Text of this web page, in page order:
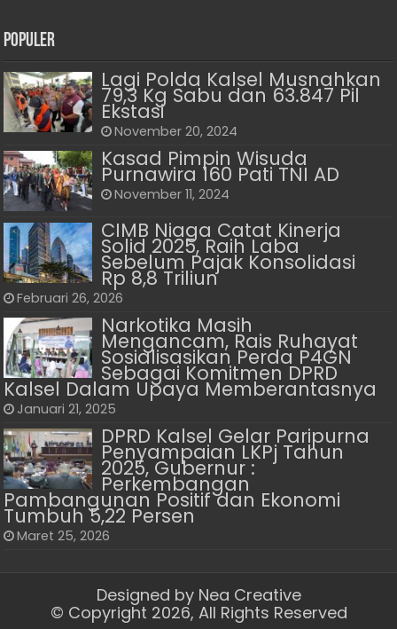
Populer
Lagi Polda Kalsel Musnahkan
79,3 Kg Sabu dan 63.847 Pil
Ekstasi
November 20, 2024
Kasad Pimpin Wisuda
Purnawira 160 Pati TNI AD
November 11, 2024
CIMB Niaga Catat Kinerja
Solid 2025, Raih Laba
Sebelum Pajak Konsolidasi
Rp 8,8 Triliun
Februari 26, 2026
Narkotika Masih
Mengancam, Rais Ruhayat
Sosialisasikan Perda P4GN
Sebagai Komitmen DPRD
Kalsel Dalam Upaya Memberantasnya
Januari 21, 2025
DPRD Kalsel Gelar Paripurna
Penyampaian LKPj Tahun
2025, Gubernur :
Perkembangan
Pambangunan Positif dan Ekonomi
Tumbuh 5,22 Persen
Maret 25, 2026
Designed by Nea Creative
© Copyright 2026, All Rights Reserved